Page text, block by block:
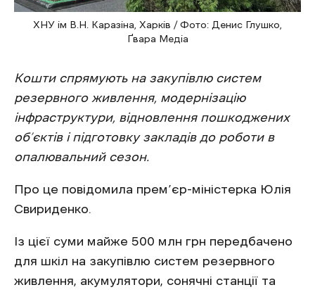
ХНУ ім В.Н. Каразіна, Харків / Фото: Денис Глушко,
Ґвара Медіа
Кошти спрямують на закупівлю систем
резервного живлення, модернізацію
інфраструктури, відновлення пошкоджених
об’єктів і підготовку закладів до роботи в
опалювальний сезон.
Про це повідомила прем’єр-міністерка Юлія
Свириденко.
Із цієї суми майже 500 млн грн передбачено
для шкіл на закупівлю систем резервного
живлення, акумулятори, сонячні станції та